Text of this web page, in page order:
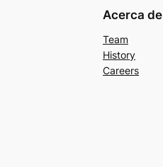
Acerca de
Team
History
Careers